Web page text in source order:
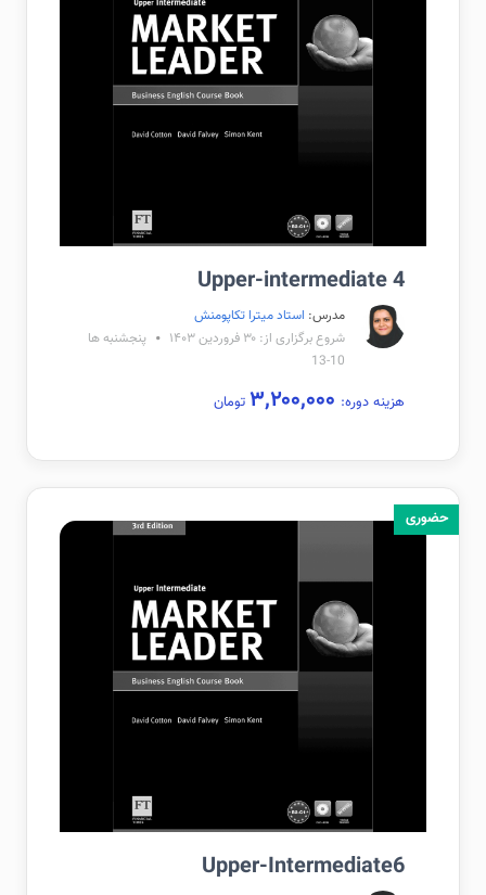
Upper-intermediate 4
مدرس: استاد میترا تکاپومنش
شروع برگزاری از: ۳۰ فروردین ۱۴۰۳
پنجشنبه ها
10-13
هزینه دوره: تومان
حضوری
Upper-Intermediate6